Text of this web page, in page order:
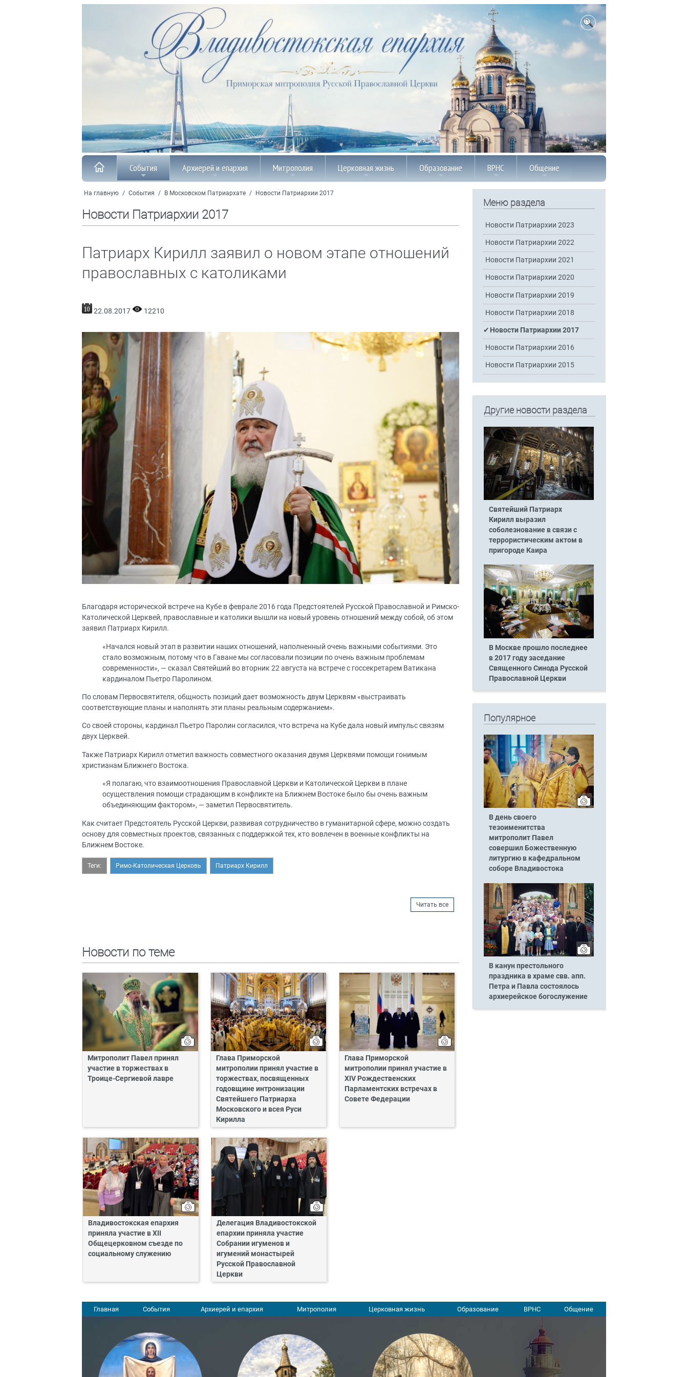
События Архиерей и епархия Митрополия Церковная жизнь Образование ВРНС Общение
На главную / События / В Московском Патриархате / Новости Патриархии 2017
Новости Патриархии 2017
Патриарх Кирилл заявил о новом этапе отношений
православных с католиками
22.08.2017 12210
Благодаря исторической встрече на Кубе в феврале 2016 года Предстоятелей Русской Православной и Римско-
Католической Церквей, православные и католики вышли на новый уровень отношений между собой, об этом
заявил Патриарх Кирилл.
«Начался новый этап в развитии наших отношений, наполненный очень важными событиями. Это
стало возможным, потому что в Гаване мы согласовали позиции по очень важным проблемам
современности», — сказал Святейший во вторник 22 августа на встрече с госсекретарем Ватикана
кардиналом Пьетро Паролином.
По словам Первосвятителя, общность позиций дает возможность двум Церквям «выстраивать
соответствующие планы и наполнять эти планы реальным содержанием».
Со своей стороны, кардинал Пьетро Паролин согласился, что встреча на Кубе дала новый импульс связям
двух Церквей.
Также Патриарх Кирилл отметил важность совместного оказания двумя Церквями помощи гонимым
христианам Ближнего Востока.
«Я полагаю, что взаимоотношения Православной Церкви и Католической Церкви в плане
осуществления помощи страдающим в конфликте на Ближнем Востоке было бы очень важным
объединяющим фактором», — заметил Первосвятитель.
Как считает Предстоятель Русской Церкви, развивая сотрудничество в гуманитарной сфере, можно создать
основу для совместных проектов, связанных с поддержкой тех, кто вовлечен в военные конфликты на
Ближнем Востоке.
Теги: Римо-Католическая Церковь Патриарх Кирилл
Читать все
Новости по теме
Митрополит Павел принял
участие в торжествах в
Троице-Сергиевой лавре
Глава Приморской
митрополии принял участие в
торжествах, посвященных
годовщине интронизации
Святейшего Патриарха
Московского и всея Руси
Кирилла
Глава Приморской
митрополии принял участие в
XIV Рождественских
Парламентских встречах в
Совете Федерации
Владивостокская епархия
приняла участие в XII
Общецерковном съезде по
социальному служению
Делегация Владивостокской
епархии приняла участие
Собрании игуменов и
игумений монастырей
Русской Православной
Церкви
Меню раздела
Новости Патриархии 2023
Новости Патриархии 2022
Новости Патриархии 2021
Новости Патриархии 2020
Новости Патриархии 2019
Новости Патриархии 2018
Новости Патриархии 2017
Новости Патриархии 2016
Новости Патриархии 2015
Другие новости раздела
Святейший Патриарх
Кирилл выразил
соболезнование в связи с
террористическим актом в
пригороде Каира
В Москве прошло последнее
в 2017 году заседание
Священного Синода Русской
Православной Церкви
Популярное
В день своего
тезоименитства
митрополит Павел
совершил Божественную
литургию в кафедральном
соборе Владивостока
В канун престольного
праздника в храме свв. апп.
Петра и Павла состоялось
архиерейское богослужение
Главная События Архиерей и епархия Митрополия Церковная жизнь Образование ВРНС Общение